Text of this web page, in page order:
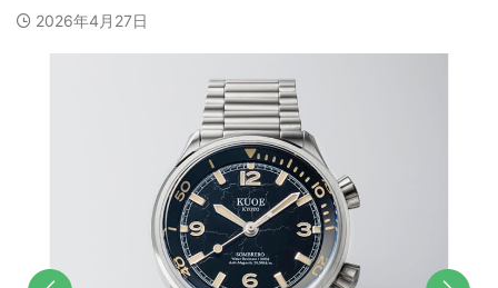
2026年4月27日